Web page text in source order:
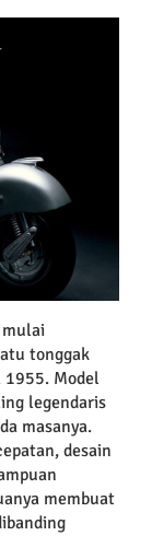
tonggak
1955. Model
legendaris
masanya.
desain
membuat